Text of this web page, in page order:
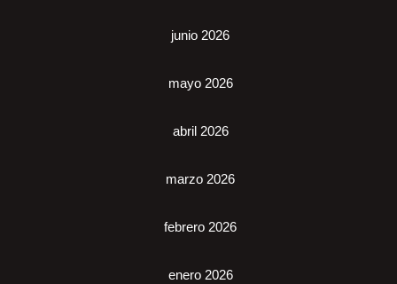
junio 2026
mayo 2026
abril 2026
marzo 2026
febrero 2026
enero 2026